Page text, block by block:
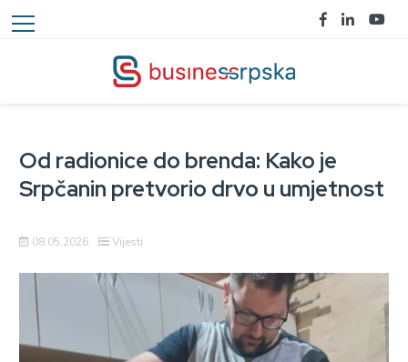
Od radionice do brenda: Kako je
Srpčanin pretvorio drvo u umjetnost
08.05.2026 Vijesti